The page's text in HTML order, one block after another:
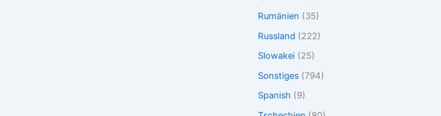
Rumänien (35)
Russland (222)
Slowakei (25)
Sonstiges (794)
Spanish (9)